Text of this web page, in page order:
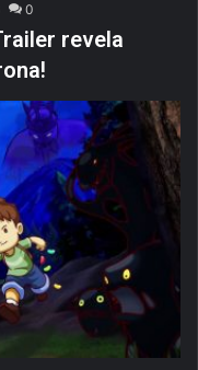
0
revela